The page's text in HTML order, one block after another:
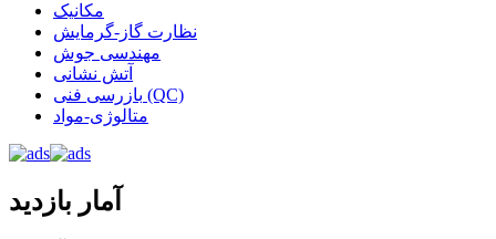
مکانیک
نظارت گاز-گرمایش
مهندسی جوش
آتش نشانی
بازرسی فنی (QC)
متالوژی-مواد
آمار بازدید